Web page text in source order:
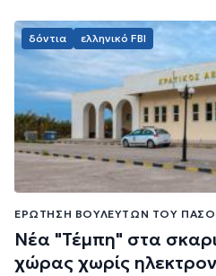
δόντια ελληνικό FBI
ΕΡΏΤΗΣΗ ΒΟΥΛΕΥΤΏΝ ΤΟΥ
Νέα "Τέμπη" στα
χώρας χωρίς